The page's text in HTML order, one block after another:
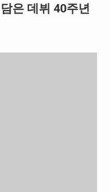
은 데뷔 40주년